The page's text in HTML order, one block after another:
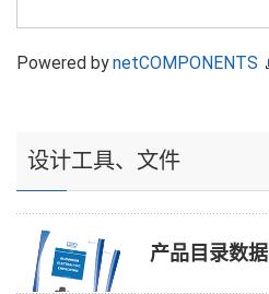
Powered bynetCOMPONENTS
设计工具、文件
产品目录数据